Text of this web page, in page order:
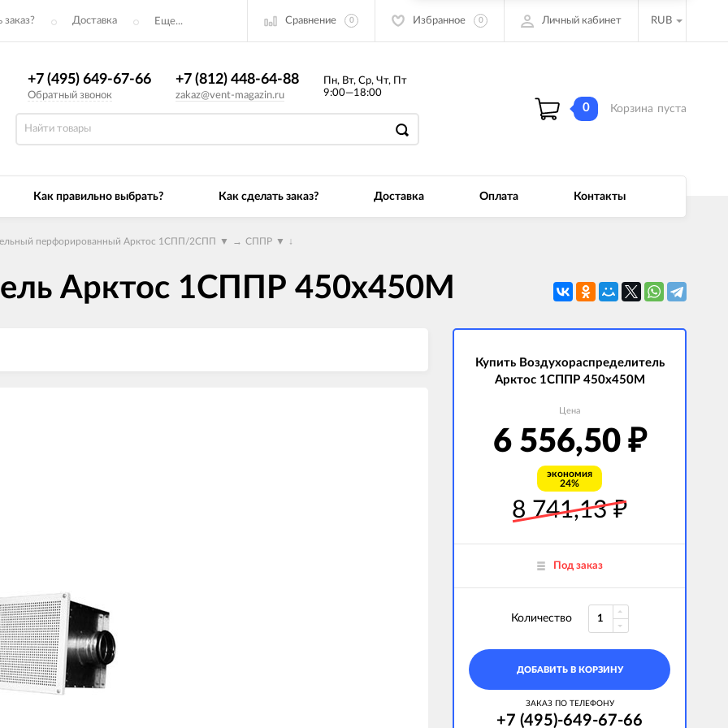
заказ? Доставка Еще... Сравнение 0 Избранное 0 Личный кабинет RUB
+7 (495) 649-67-66
Обратный звонок
+7 (812) 448-64-88
zakaz@vent-magazin.ru
Пн, Вт, Ср, Чт, Пт
9:00—18:00
0 Корзина пуста
Как правильно выбрать? Как сделать заказ? Доставка Оплата Контакты
перфорированный Арктос 1СПП/2СПП ▼ → СППР ▼ ↓
Арктос 1СППР 450х450М
Купить Воздухораспределитель
Арктос 1СППР 450х450М
Цена
6 556,50 ₽
экономия
24%
8 741,13₽
Под заказ
Количество
ДОБАВИТЬ В КОРЗИНУ
ЗАКАЗ ПО ТЕЛЕФОНУ
+7 (495)-649-67-66